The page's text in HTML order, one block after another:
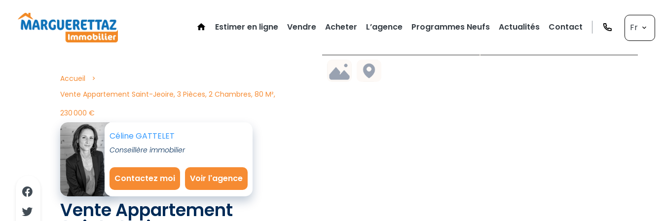
Estimer en ligne Vendre Acheter L’agence Programmes Neufs Actualités Contact Fr
Accueil
Vente Appartement Saint-Jeoire, 3 Pièces, 2 Chambres, 80 M²,
230 000 €
Céline GATTELET
Conseillère immobilier
Contactez moi Voir l'agence
Vente Appartement